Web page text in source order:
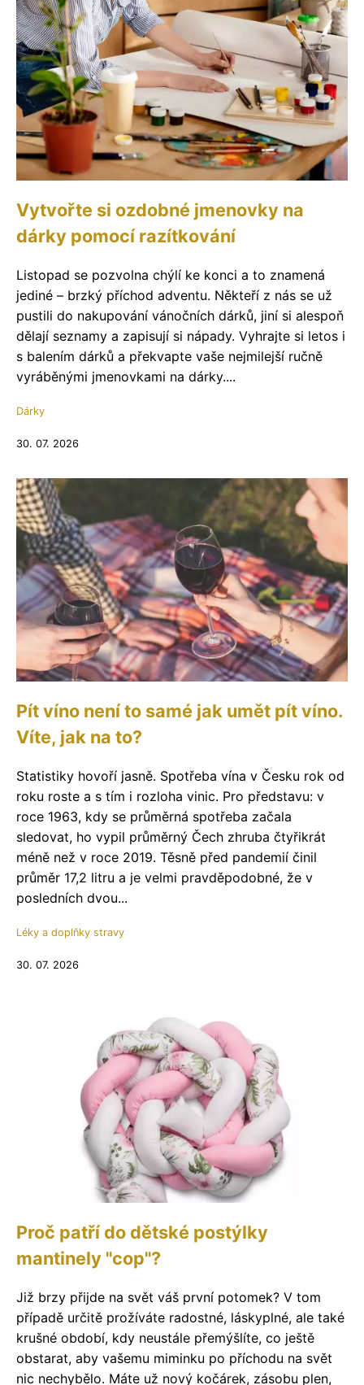
Vytvořte si ozdobné jmenovky na
dárky pomocí razítkování
Listopad se pozvolna chýlí ke konci a to znamená
jediné – brzký příchod adventu. Někteří z nás se už
pustili do nakupování vánočních dárků, jiní si alespoň
dělají seznamy a zapisují si nápady. Vyhrajte si letos i
s balením dárků a překvapte vaše nejmilejší ručně
vyráběnými jmenovkami na dárky....
Dárky
30. 07. 2026
Pít víno není to samé jak umět pít víno.
Víte, jak na to?
Statistiky hovoří jasně. Spotřeba vína v Česku rok od
roku roste a s tím i rozloha vinic. Pro představu: v
roce 1963, kdy se průměrná spotřeba začala
sledovat, ho vypil průměrný Čech zhruba čtyřikrát
méně než v roce 2019. Těsně před pandemií činil
průměr 17,2 litru a je velmi pravděpodobné, že v
posledních dvou...
Léky a doplňky stravy
30. 07. 2026
Proč patří do dětské postýlky
mantinely "cop"?
Již brzy přijde na svět váš první potomek? V tom
případě určitě prožíváte radostné, láskyplné, ale také
krušné období, kdy neustále přemýšlíte, co ještě
obstarat, aby vašemu miminku po příchodu na svět
nic nechybělo. Máte už nový kočárek, zásobu plen,